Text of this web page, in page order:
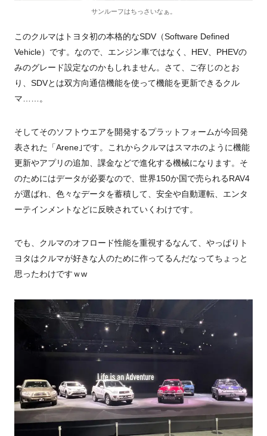
サンルーフはちっさいなぁ。
このクルマはトヨタ初の本格的なSDV（Software Defined
Vehicle）です。なので、エンジン車ではなく、HEV、PHEVの
みのグレード設定なのかもしれません。さて、ご存じのとお
り、SDVとは双方向通信機能を使って機能を更新できるクル
マ……。
そしてそのソフトウエアを開発するプラットフォームが今回発
表された「Arene｣です。これからクルマはスマホのように機能
更新やアプリの追加、課金などで進化する機械になります。そ
のためにはデータが必要なので、世界150か国で売られるRAV4
が選ばれ、色々なデータを蓄積して、安全や自動運転、エンタ
ーテインメントなどに反映されていくわけです。
でも、クルマのオフロード性能を重視するなんて、やっぱりト
ヨタはクルマが好きな人のために作ってるんだなってちょっと
思ったわけですｗw